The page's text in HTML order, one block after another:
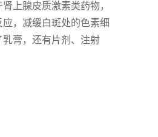
上腺皮质激素类药物，
，减缓白斑处的色素细
膏，还有片剂、注射